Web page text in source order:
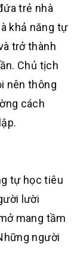
trẻ nhà
khả năng tự
trở thành
Chủ tịch
nên thông
cách
tự học tiêu
lười
mang tầm
người